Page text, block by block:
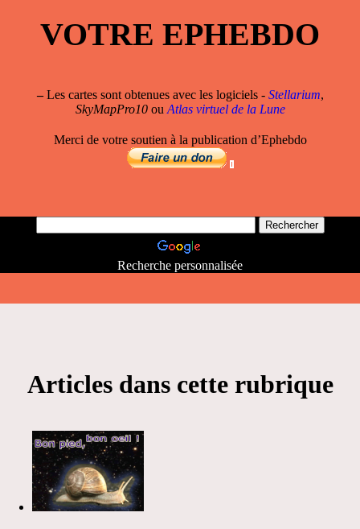
VOTRE EPHEBDO
–Les cartes sont obtenues avec les logiciels - Stellarium,
SkyMapPro10ou Atlas virtuel de la Lune
Merci de votre soutien à la publication d’Ephebdo
Recherche personnalisée
Articles dans cette rubrique